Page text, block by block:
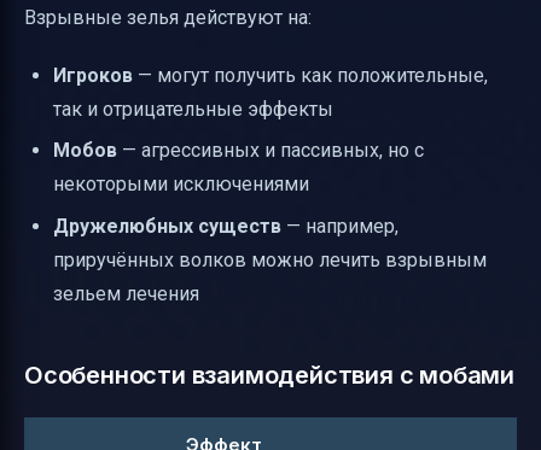
Взрывные зелья действуют на:
Игроков — могут получить как положительные,
так и отрицательные эффекты
Мобов — агрессивных и пассивных, но с
некоторыми исключениями
Дружелюбных существ — например,
приручённых волков можно лечить взрывным
зельем лечения
Особенности взаимодействия с мобами
Эффект